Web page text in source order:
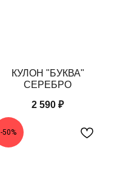
КУЛОН "БУКВА"
СЕРЕБРО
2 590 ₽
-50%